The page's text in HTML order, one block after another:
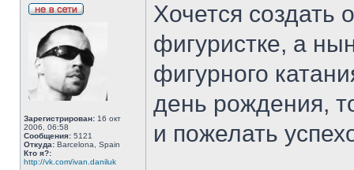
Зарегистрирован: 16 окт
2006, 06:58
Сообщения: 5121
Откуда: Barcelona, Spain
Кто я?:
http://vk.com/ivan.daniluk
Хочется создать
фигуристке, а
фигурного
день рождения,
и пожелать